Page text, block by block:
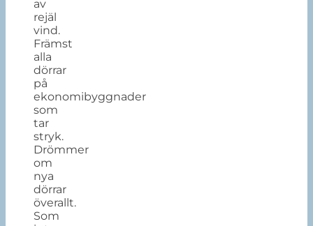
av
rejäl
vind.
Främst
alla
dörrar
på
ekonomibyggnader
som
tar
stryk.
Drömmer
om
nya
dörrar
överallt.
Som